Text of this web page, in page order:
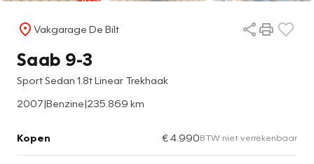
Vakgarage De Bilt
Saab 9-3
Sport Sedan 1.8t Linear Trekhaak
2007|Benzine|235.869 km
Kopen € 4.990BTW niet verrekenbaar